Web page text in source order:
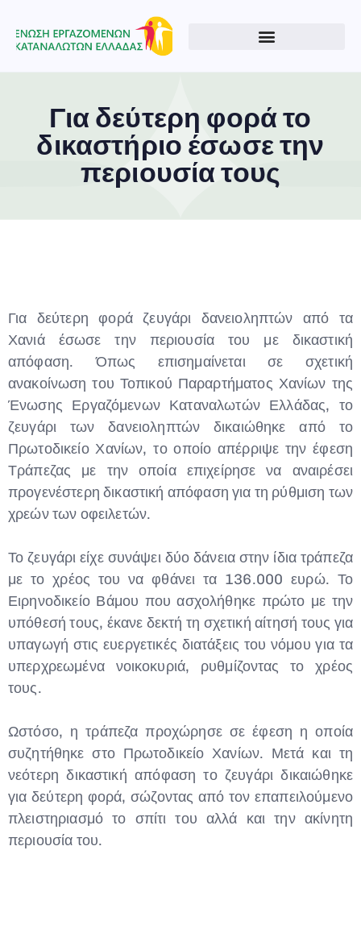
Για δεύτερη φορά το
δικαστήριο έσωσε την
περιουσία τους
Για δεύτερη φορά ζευγάρι δανειοληπτών από τα
Χανιά έσωσε την περιουσία του με δικαστική
απόφαση. Όπως επισημαίνεται σε σχετική
ανακοίνωση του Τοπικού Παραρτήματος Χανίων της
Ένωσης Εργαζόμενων Καταναλωτών Ελλάδας, το
ζευγάρι των δανειοληπτών δικαιώθηκε από το
Πρωτοδικείο Χανίων, το οποίο απέρριψε την έφεση
Τράπεζας με την οποία επιχείρησε να αναιρέσει
προγενέστερη δικαστική απόφαση για τη ρύθμιση των
χρεών των οφειλετών.
Το ζευγάρι είχε συνάψει δύο δάνεια στην ίδια τράπεζα
με το χρέος του να φθάνει τα 136.000 ευρώ. Το
Ειρηνοδικείο Βάμου που ασχολήθηκε πρώτο με την
υπόθεσή τους, έκανε δεκτή τη σχετική αίτησή τους για
υπαγωγή στις ευεργετικές διατάξεις του νόμου για τα
υπερχρεωμένα νοικοκυριά, ρυθμίζοντας το χρέος
τους.
Ωστόσο, η τράπεζα προχώρησε σε έφεση η οποία
συζητήθηκε στο Πρωτοδικείο Χανίων. Μετά και τη
νεότερη δικαστική απόφαση το ζευγάρι δικαιώθηκε
για δεύτερη φορά, σώζοντας από τον επαπειλούμενο
πλειστηριασμό το σπίτι του αλλά και την ακίνητη
περιουσία του.
Type and hit enter